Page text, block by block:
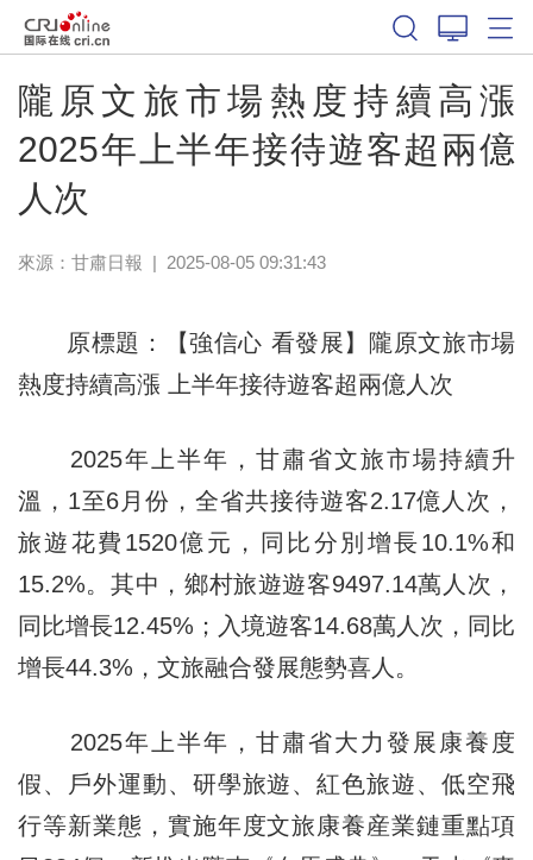
隴原文旅市場熱度持續高漲
2025年上半年接待遊客超兩億
人次
來源： 甘肅日報 | 2025-08-05 09:31:43
原標題：【強信心 看發展】隴原文旅市場
熱度持續高漲 上半年接待遊客超兩億人次
2025年上半年，甘肅省文旅市場持續升
溫，1至6月份，全省共接待遊客2.17億人次，
旅遊花費1520億元，同比分別增長10.1%和
15.2%。其中，鄉村旅遊遊客9497.14萬人次，
同比增長12.45%；入境遊客14.68萬人次，同比
增長44.3%，文旅融合發展態勢喜人。
2025年上半年，甘肅省大力發展康養度
假、戶外運動、研學旅遊、紅色旅遊、低空飛
行等新業態，實施年度文旅康養産業鏈重點項